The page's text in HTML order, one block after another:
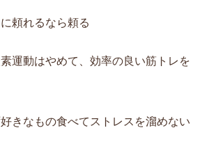
頼れるなら頼る
運動はやめて、効率の良い筋トレを
きなもの食べてストレスを溜めない